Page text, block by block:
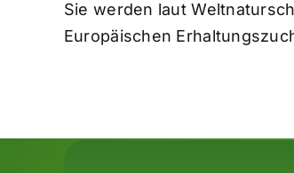
Sie werden laut
Europäischen